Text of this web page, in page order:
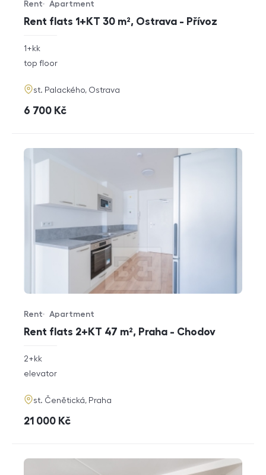
Rent flats 1+KT 30 m², Ostrava - Přívoz
Offer type
Rent
Property type
Apartment
rozměry
disposition
1+kk
funkce
top floor
adresa
st. Palackého, Ostrava
cena
6 700 Kč
Rent flats 2+KT 47 m², Praha - Chodov
Offer type
Rent
Property type
Apartment
rozměry
disposition
2+kk
funkce
elevator
adresa
st. Čenětická, Praha
cena
21 000 Kč